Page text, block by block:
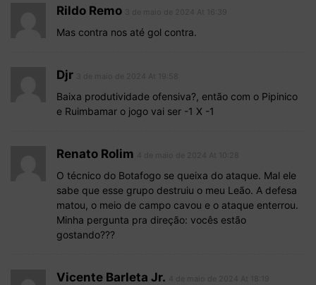
Rildo Remo
Mas contra nos até gol contra.
Djr
Baixa produtividade ofensiva?, então com o Pipinico
e Ruimbamar o jogo vai ser -1 X -1
Renato Rolim
O técnico do Botafogo se queixa do ataque. Mal ele
sabe que esse grupo destruiu o meu Leão. A defesa
matou, o meio de campo cavou e o ataque enterrou.
Minha pergunta pra direção: vocês estão
gostando???
Vicente Barleta Jr.